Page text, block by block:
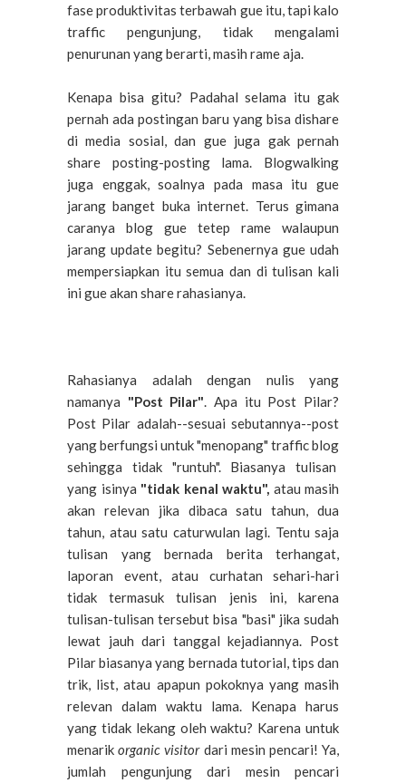
fase produktivitas terbawah gue itu, tapi kalo
traffic pengunjung, tidak mengalami
penurunan yang berarti, masih rame aja.
Kenapa bisa gitu? Padahal selama itu gak
pernah ada postingan baru yang bisa dishare
di media sosial, dan gue juga gak pernah
share posting-posting lama. Blogwalking
juga enggak, soalnya pada masa itu gue
jarang banget buka internet. Terus gimana
caranya blog gue tetep rame walaupun
jarang update begitu? Sebenernya gue udah
mempersiapkan itu semua dan di tulisan kali
ini gue akan share rahasianya.
Rahasianya adalah dengan nulis yang
namanya "Post Pilar".Apa itu Post Pilar?
Post Pilar adalah--sesuai sebutannya--post
yang berfungsi untuk "menopang" traffic blog
sehingga
tidak"runtuh". Biasanya tulisan
yang isinya "tidak kenal waktu", atau masih
akan relevan jika dibaca satu tahun, dua
tahun, atau satu caturwulan lagi. Tentu saja
tulisan yang bernada berita terhangat,
laporan event, atau curhatan sehari-hari
tidak termasuk tulisan jenis ini, karena
tulisan-tulisan tersebut bisa "basi" jika sudah
lewat jauh dari tanggal kejadiannya. Post
Pilarbiasanya yang bernada tutorial, tipsdan
trik, list, atau apapun pokoknya yang masih
relevan dalam waktu lama. Kenapa harus
yang tidak lekang oleh waktu? Karena untuk
menarik organic visitor dari mesin pencari!Ya,
jumlah pengunjung dari mesin pencari